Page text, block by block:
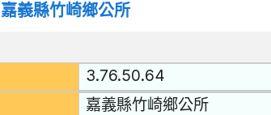
嘉義縣竹崎鄉公所
3.76.50.64
嘉義縣竹崎鄉公所